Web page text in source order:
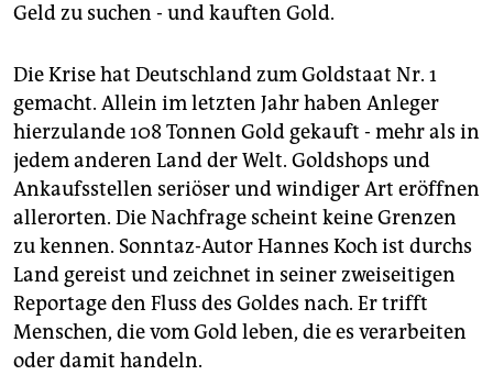
Geld zu suchen - und kauften Gold.
Die Krise hat Deutschland zum Goldstaat Nr. 1
gemacht. Allein im letzten Jahr haben Anleger
hierzulande 108 Tonnen Gold gekauft - mehr als in
jedem anderen Land der Welt. Goldshops und
Ankaufsstellen seriöser und windiger Art eröffnen
allerorten. Die Nachfrage scheint keine Grenzen
zu kennen. Sonntaz-Autor Hannes Koch ist durchs
Land gereist und zeichnet in seiner zweiseitigen
Reportage den Fluss des Goldes nach. Er trifft
Menschen, die vom Gold leben, die es verarbeiten
oder damit handeln.